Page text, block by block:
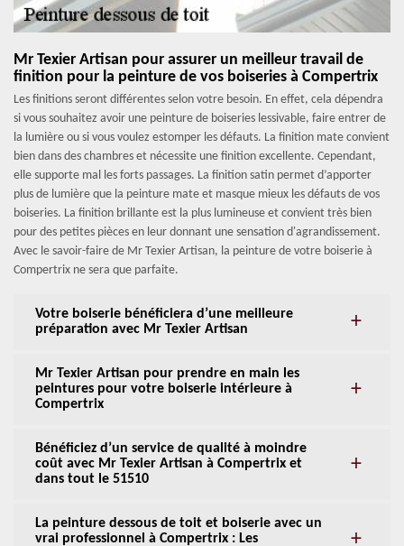
Mr Texier Artisan pour assurer un meilleur travail de
finition pour la peinture de vos boiseries à Compertrix
Les finitions seront différentes selon votre besoin. En effet, cela dépendra
si vous souhaitez avoir une peinture de boiseries lessivable, faire entrer de
la lumière ou si vous voulez estomper les défauts. La finition mate convient
bien dans des chambres et nécessite une finition excellente. Cependant,
elle supporte mal les forts passages. La finition satin permet d’apporter
plus de lumière que la peinture mate et masque mieux les défauts de vos
boiseries. La finition brillante est la plus lumineuse et convient très bien
pour des petites pièces en leur donnant une sensation d'agrandissement.
Avec le savoir-faire de Mr Texier Artisan, la peinture de votre boiserie à
Compertrix ne sera que parfaite.
Votre boiserie bénéficiera d’une meilleure
préparation avec Mr Texier Artisan
Mr Texier Artisan pour prendre en main les
peintures pour votre boiserie intérieure à
Compertrix
Bénéficiez d’un service de qualité à moindre
coût avec Mr Texier Artisan à Compertrix et
dans tout le 51510
La peinture dessous de toit et boiserie avec un
vrai professionnel à Compertrix : Les